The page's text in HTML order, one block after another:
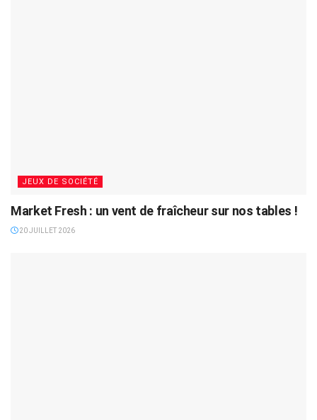
JEUX DE SOCIÉTÉ
Market Fresh : un vent de fraîcheur sur nos tables !
20 JUILLET 2026